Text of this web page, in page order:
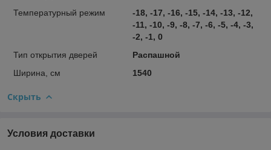
Температурный режим
-18, -17, -16, -15, -14, -13, -12,
-11, -10, -9, -8, -7, -6, -5, -4, -3,
-2, -1, 0
Тип открытия дверей
Распашной
Ширина, см
1540
Скрыть
Условия доставки